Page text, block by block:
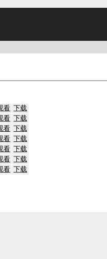
看 下载
看 下载
看 下载
看 下载
看 下载
看 下载
看 下载